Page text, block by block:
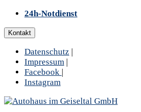
24h-Notdienst
Kontakt
Datenschutz |
Impressum |
Facebook |
Instagram